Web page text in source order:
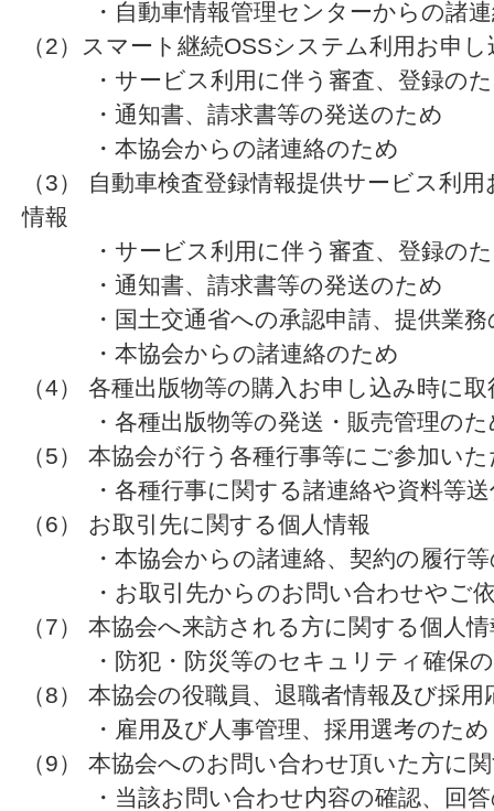
・自動車情報管理センターからの諸連
（2）スマート継続OSSシステム利用お申
・サービス利用に伴う審査、登録の
・通知書、請求書等の発送のため
・本協会からの諸連絡のため
（3） 自動車検査登録情報提供サービス利
情報
・サービス利用に伴う審査、登録の
・通知書、請求書等の発送のため
・国土交通省への承認申請、提供業務
・本協会からの諸連絡のため
（4） 各種出版物等の購入お申し込み時に
・各種出版物等の発送・販売管理のた
（5） 本協会が行う各種行事等にご参加い
・各種行事に関する諸連絡や資料等送
（6） お取引先に関する個人情報
・本協会からの諸連絡、契約の履行等
・お取引先からのお問い合わせやご依
（7） 本協会へ来訪される方に関する個人
・防犯・防災等のセキュリティ確保
（8） 本協会の役職員、退職者情報及び採
・雇用及び人事管理、採用選考のため
（9） 本協会へのお問い合わせ頂いた方に
・当該お問い合わせ内容の確認、回答